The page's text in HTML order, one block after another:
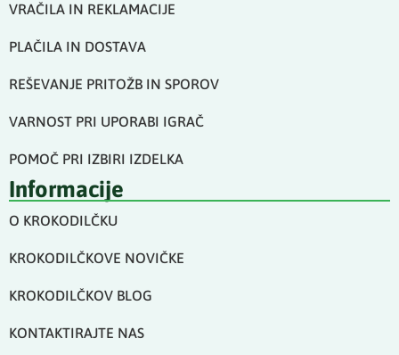
VRAČILA IN REKLAMACIJE
PLAČILA IN DOSTAVA
REŠEVANJE PRITOŽB IN SPOROV
VARNOST PRI UPORABI IGRAČ
POMOČ PRI IZBIRI IZDELKA
Informacije
O KROKODILČKU
KROKODILČKOVE NOVIČKE
KROKODILČKOV BLOG
KONTAKTIRAJTE NAS